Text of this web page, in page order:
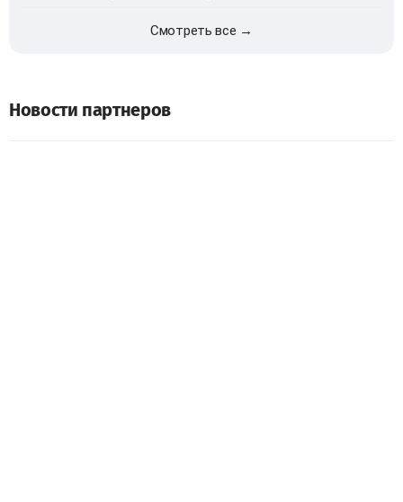
Смотреть все →
Новости партнеров